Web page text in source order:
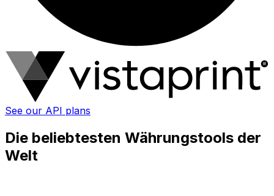
See our API plans
Die beliebtesten Währungstools der
Welt